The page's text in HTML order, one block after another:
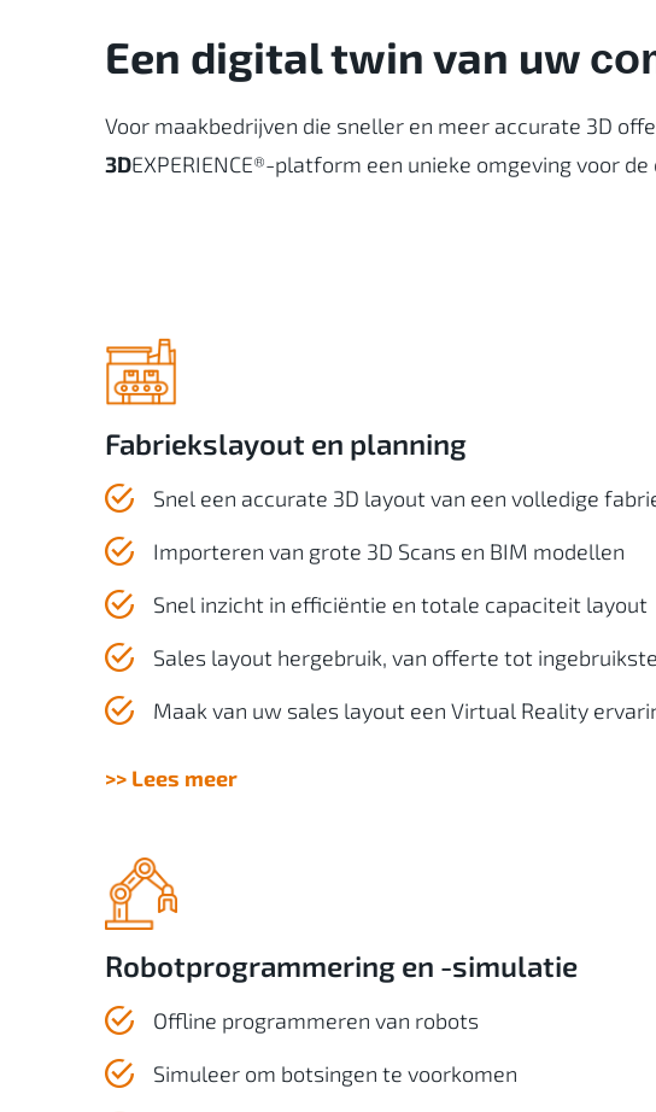
Een digital twin van uw
Voor maakbedrijven die sneller en meer accurate 3D
3DEXPERIENCE®-platform een ​​unieke omgeving voor
Fabriekslayout en planning
Snel een accurate 3D layout van een volledige
Importeren van grote 3D Scans en BIM modellen
Snel inzicht in efficiëntie en totale capaciteit layout
Sales layout hergebruik, van offerte tot
Maak van uw sales layout een Virtual Reality
>> Lees meer
Robotprogrammering en -simulatie
Offline programmeren van robots
Simuleer om botsingen te voorkomen